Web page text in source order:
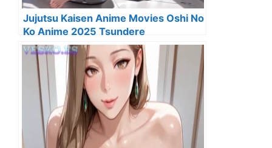
Jujutsu Kaisen Anime Movies Oshi No
Ko Anime 2025 Tsundere